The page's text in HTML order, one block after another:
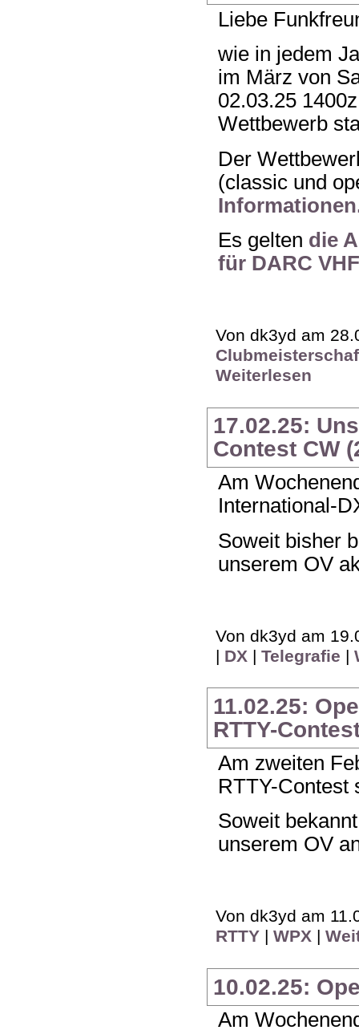
Liebe
wie in jedem
im März von
02.03.25
Wettbewerb
Der
(classic und
Es gelten die
für DARC
Von dk3yd am
Weiterlesen
17.02.25:
Contest CW
Am
International-
Soweit bisher
unserem OV
Von dk3yd am
| DX |Telegrafie |
11.02.25:
RTTY-
Am zweiten
RTTY-Contest
Soweit
unserem OV
Von dk3yd am
RTTY |WPX |
10.02.25:
Am